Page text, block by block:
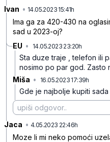
Ivan • 14.05.2023 15:41h
Ima ga za 420-430 na
sad u 2023-oj?
EU • 14.05.2023 23:20h
Sta duze traje , telefon ili
nosimo po par god. Zasto
Miša • 16.05.2023 17:39h
Gde je najbolje kupiti
Jaca • 4.05.2023 22:46h
Moze li mi neko pomoći